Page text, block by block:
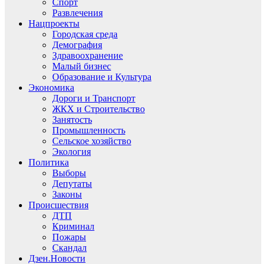
Спорт
Развлечения
Нацпроекты
Городская среда
Демография
Здравоохранение
Малый бизнес
Образование и Культура
Экономика
Дороги и Транспорт
ЖКХ и Строительство
Занятость
Промышленность
Сельское хозяйство
Экология
Политика
Выборы
Депутаты
Законы
Происшествия
ДТП
Криминал
Пожары
Скандал
Дзен.Новости